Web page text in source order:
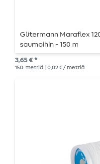
Gütermann Maraflex
saumoihin - 150 m
3,65 € *
150 metriä | 0,02 € / metriä